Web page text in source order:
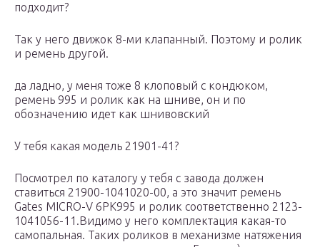
подходит?
Так у него движок 8-ми клапанный. Поэтому и ролик
и ремень другой.
да ладно, у меня тоже 8 клоповый с кондюком,
ремень 995 и ролик как на шниве, он и по
обозначению идет как шнивовский
У тебя какая модель 21901-41?
Посмотрел по каталогу у тебя с завода должен
ставиться 21900-1041020-00, а это значит ремень
Gates MICRO-V 6PK995 и ролик соответственно 2123-
1041056-11.Видимо у него комплектация какая-то
самопальная. Таких роликов в механизме натяжения